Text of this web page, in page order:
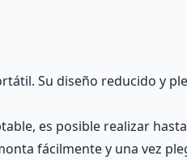
Su diseño reducido y
es posible realizar
fácilmente y una vez